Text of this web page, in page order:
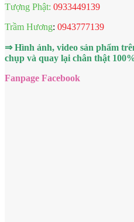
Tượng Phật: 0933449139
Trầm Hương: 0943777139
⇒ Hình ảnh, video sản phẩm
chụp và quay lại chân thật
Fanpage Facebook